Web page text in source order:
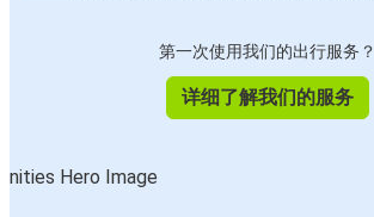
第一次使用我们的出行服务？
详细了解我们的服务